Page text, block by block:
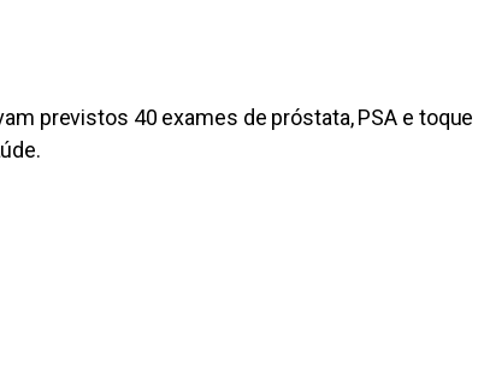
previstos 40 exames de próstata, PSA e toque